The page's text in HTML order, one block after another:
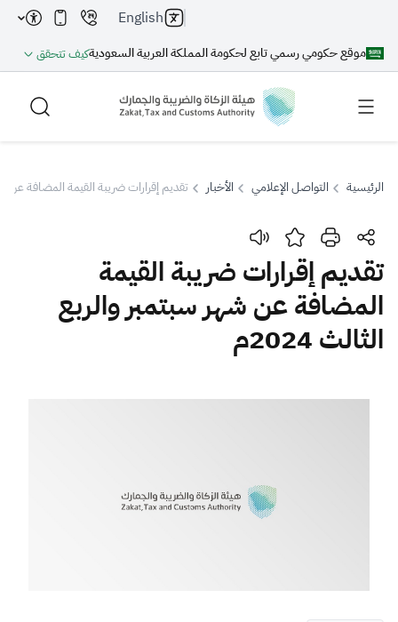
موقع حكومي رسمي تابع لحكومة المملكة العربية السعوديةكيف تتحقق
English
بحث
بحث بحث AI
الزكاة الجمارك
ضريبة القيمة المضافة
الرئيسية التواصل الإعلامي الأخبار تقديم إقرارات ضريبة القيمة المضافة عن شهر
تقديم إقرارات ضريبة القيمة
المضافة عن شهر سبتمبر والربع
الثالث 2024م